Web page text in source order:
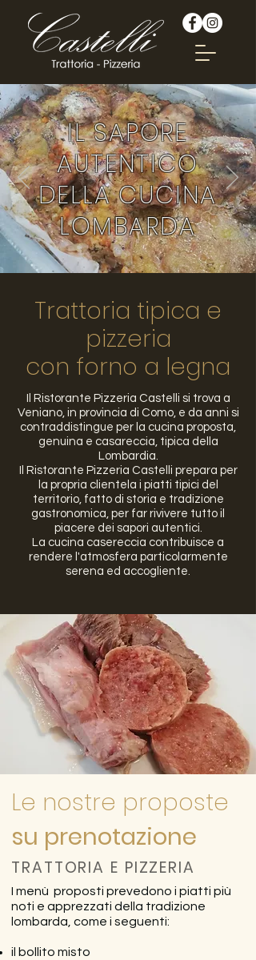
IL SAPORE
AUTENTICO
DELLA CUCINA
LOMBARDA
Trattoria tipica e
pizzeria
con forno a legna
Il Ristorante Pizzeria Castelli si trova a
Veniano, in provincia di Como, e da anni si
contraddistingue per la cucina proposta,
genuina e casareccia, tipica della
Lombardia.
Il Ristorante Pizzeria Castelli prepara per
la propria clientela i piatti tipici del
territorio, fatto di storia e tradizione
gastronomica, per far rivivere tutto il
piacere dei sapori autentici.
La cucina casereccia contribuisce a
rendere l'atmosfera particolarmente
serena ed accogliente.
Le nostre proposte
su prenotazione
TRATTORIA E PIZZERIA
I menù proposti prevedono i piatti più
noti e apprezzati della tradizione
lombarda, come i seguenti:
il bollito misto